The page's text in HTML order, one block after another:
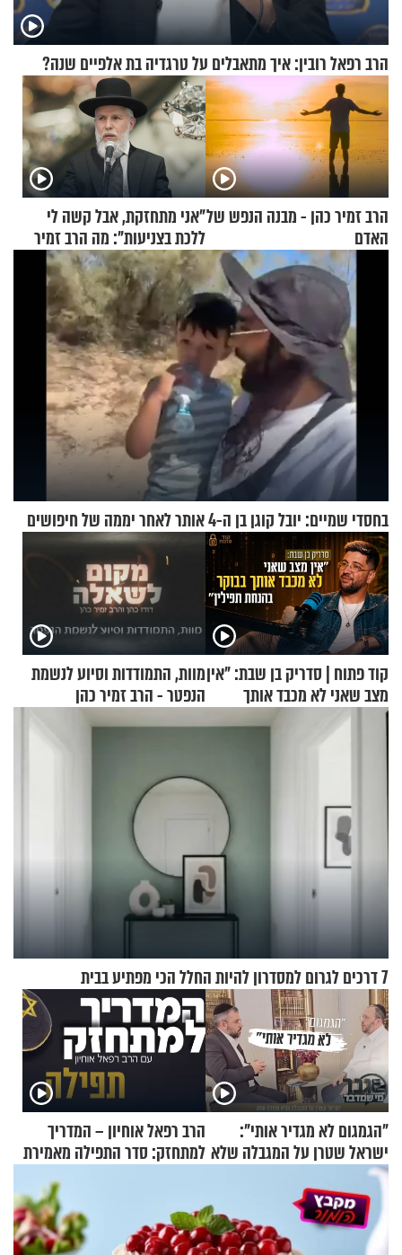
הרב רפאל רובין: איך מתאבלים על טרגדיה בת אלפיים שנה?
הרב זמיר כהן - מבנה הנפש של
האדם
"אני מתחזקת, אבל קשה לי
ללכת בצניעות": מה הרב זמיר
כהן המליץ לה לעשות?
בחסדי שמיים: יובל קוגן בן ה-4 אותר לאחר יממה של חיפושים
קוד פתוח | סדריק בן שבת: "אין
מצב שאני לא מכבד אותך
בבוקר בהנחת תפילין"
מוות, התמודדות וסיוע לנשמת
הנפטר - הרב זמיר כהן
7 דרכים לגרום למסדרון להיות החלל הכי מפתיע בבית
"הגמגום לא מגדיר אותי":
ישראל שטרן על המגבלה שלא
עוצרת אותו
הרב רפאל אוחיון – המדריך
למתחזק: סדר התפילה מאמירת
הקורבנות ועד קריאת שמע